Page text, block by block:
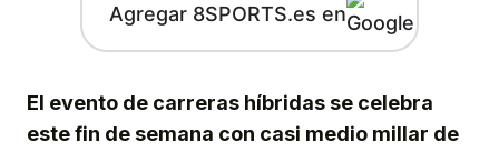
Agregar 8SPORTS.es en
El evento de carreras híbridas se celebra
este fin de semana con casi medio millar de